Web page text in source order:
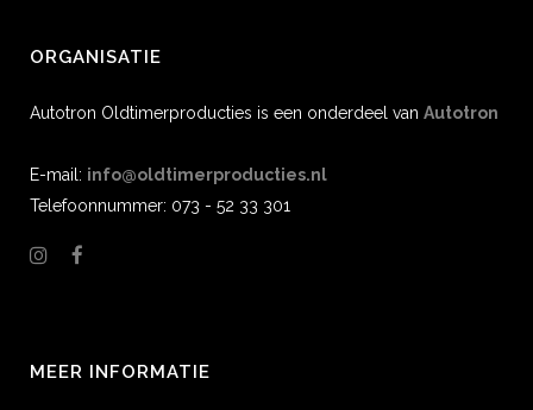
ORGANISATIE
Autotron Oldtimerproducties is een onderdeel van Autotron
E-mail: info@oldtimerproducties.nl
Telefoonnummer: 073 - 52 33 301
MEER INFORMATIE